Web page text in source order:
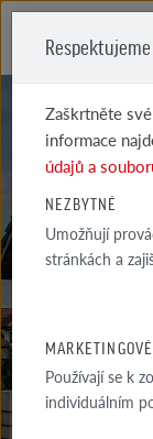
Zaškrtněte
informace
údajů a
NEZBYTNÉ
Umožňují
stránkách a
MARKETINGOVÉ
Používají se k
individuálním